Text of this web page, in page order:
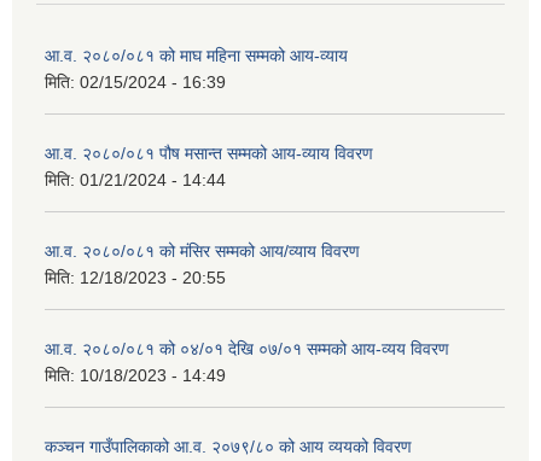
आ.व. २०८०/०८१ को माघ महिना सम्मको आय-व्याय
मिति: 02/15/2024 - 16:39
आ.व. २०८०/०८१ पौष मसान्त सम्मको आय-व्याय विवरण
मिति: 01/21/2024 - 14:44
आ.व. २०८०/०८१ को मंसिर सम्मको आय/व्याय विवरण
मिति: 12/18/2023 - 20:55
आ.व. २०८०/०८१ को ०४/०१ देखि ०७/०१ सम्मको आय-व्यय विवरण
मिति: 10/18/2023 - 14:49
कञ्‍चन गाउँपालिकाको आ.व. २०७९/८० को आय व्ययको विवरण